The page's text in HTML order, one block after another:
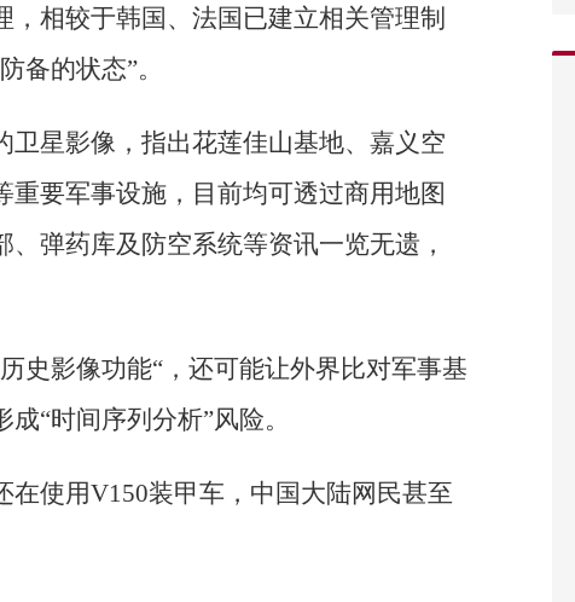
相较于韩国、法国已建立相关管理制
备的状态”。
卫星影像，指出花莲佳山基地、嘉义空
要军事设施，目前均可透过商用地图
弹药库及防空系统等资讯一览无遗，
史影像功能“，还可能让外界比对军事基
“时间序列分析”风险。
在使用V150装甲车，中国大陆网民甚至